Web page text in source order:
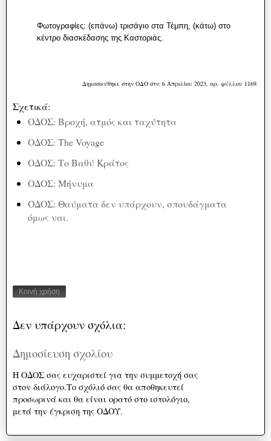
Φωτογραφίες: (επάνω) τρισάγιο στα Τέμπη, (κάτω) στο
κέντρο διασκέδασης της Καστοριάς.
Δημοσιεύθηκε στην ΟΔΟ στις 6 Απριλίου 2023, αρ. φύλλου 1169.
Σχετικά:
ΟΔΟΣ: Βροχή, ατμός και ταχύτητα
ΟΔΟΣ: The Voyage
ΟΔΟΣ: Το Βαθύ Κράτος
ΟΔΟΣ: Μήνυμα
ΟΔΟΣ: Θαύματα δεν υπάρχουν, σπουδάγματα
όμως ναι.
Κοινή χρήση
Δεν υπάρχουν σχόλια:
Δημοσίευση σχολίου
Η ΟΔΟΣ σας ευχαριστεί για την συμμετοχή σας
στον διάλογο.Το σχόλιό σας θα αποθηκευτεί
προσωρινά και θα είναι ορατό στο ιστολόγιο,
μετά την έγκριση της ΟΔΟΥ.